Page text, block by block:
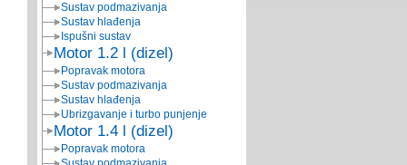
Sustav podmazivanja
Sustav hlađenja
Ispušni sustav
Motor 1.2 l (dizel)
Popravak motora
Sustav podmazivanja
Sustav hlađenja
Ubrizgavanje i turbo punjenje
Motor 1.4 l (dizel)
Popravak motora